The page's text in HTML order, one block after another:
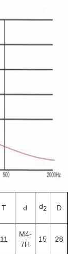
T d d2 D
11
M4-
7H
15 28